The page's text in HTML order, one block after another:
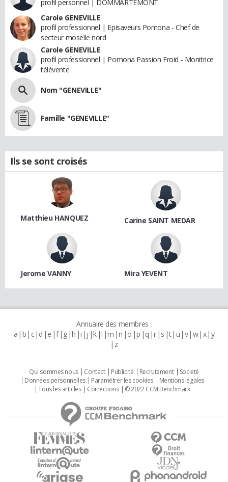
profil personnel | DOMMARTEMONT
Carole GENEVILLE
profil professionnel | Episaveurs Pomona - Chef de
secteur moselle nord
Carole GENEVILLE
profil professionnel | Pomona Passion Froid - Monitrice
télévente
Nom "GENEVILLE"
Famille "GENEVILLE"
Ils se sont croisés
Matthieu HANQUEZ Carine SAINT MEDAR
Jerome VANNY Mira YEVENT
Annuaire des membres :
a b c d e f g h i j k l m n o p q r s t u v w x y
z
Qui sommes nous Contact Publicité Recrutement
Societé
Données personnelles
Paramétrer les cookies
Mentions légales
Tous les articles
Corrections © 2022 CCM Benchmark